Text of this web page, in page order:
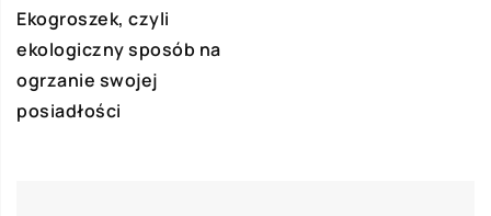
Ekogroszek, czyli
ekologiczny sposób na
ogrzanie swojej
posiadłości